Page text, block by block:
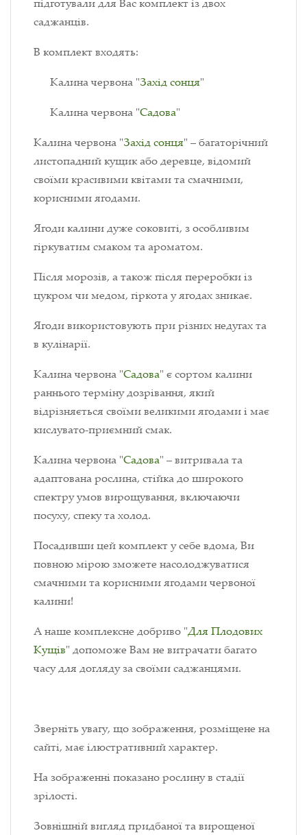
саджанців.
В комплект входять:
Калина червона "Захід сонця"
Калина червона "Садова"
Калина червона "Захід сонця" – багаторічний
листопадний кущик або деревце, відомий
своїми красивими квітами та смачними,
корисними ягодами.
Ягоди калини дуже соковиті, з особливим
гіркуватим смаком та ароматом.
Після морозів, а також після переробки із
цукром чи медом, гіркота у ягодах зникає.
Ягоди використовують при різних недугах та
в кулінарії.
Калина червона "Садова" є сортом калини
раннього терміну дозрівання, який
відрізняється своїми великими ягодами і має
кислувато-приємний смак.
Калина червона "Садова" – витривала та
адаптована рослина, стійка до широкого
спектру умов вирощування, включаючи
посуху, спеку та холод.
Посадивши цей комплект у себе вдома, Ви
повною мірою зможете насолоджуватися
смачними та корисними ягодами червоної
калини!
А наше комплексне добриво "Для Плодових
Кущів" допоможе Вам не витрачати багато
часу для догляду за своїми саджанцями.
Зверніть увагу, що зображення, розміщене на
сайті, має ілюстративний характер.
На зображенні показано рослину в стадії
зрілості.
Зовнішній вигляд придбаної та вирощеної